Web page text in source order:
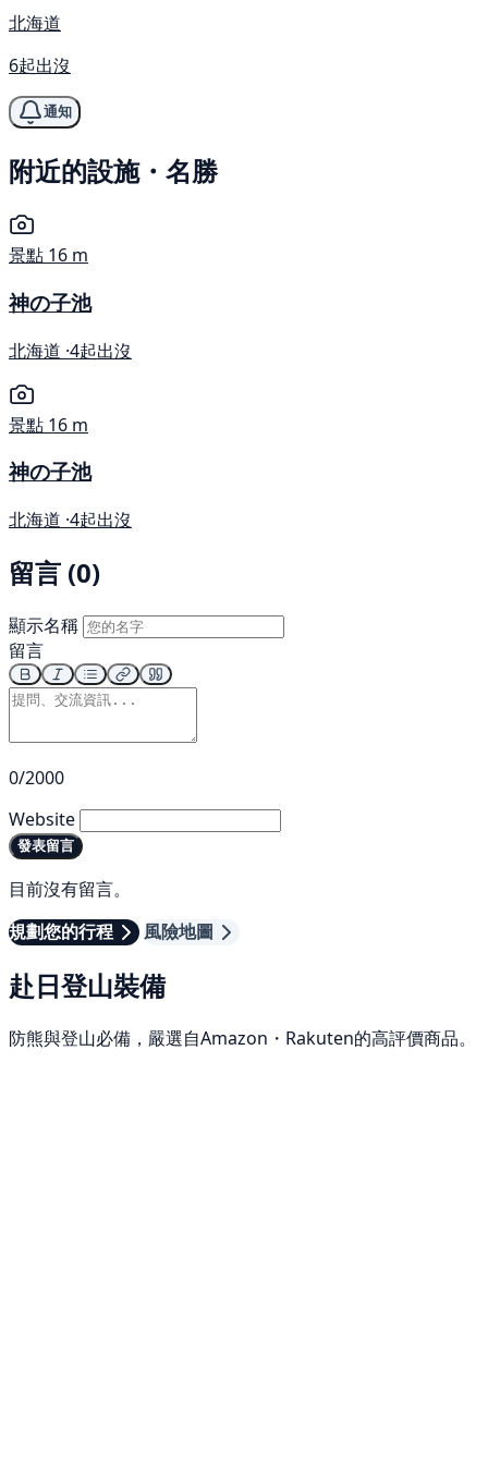
北海道
6起出沒
通知
附近的設施・名勝
景點 16 m
神の子池
北海道 ·4起出沒
景點 16 m
神の子池
北海道 ·4起出沒
留言 (0)
顯示名稱
留言
0/2000
Website
發表留言
目前沒有留言。
規劃您的行程
風險地圖
赴日登山裝備
防熊與登山必備，嚴選自Amazon・Rakuten的高評價商品。